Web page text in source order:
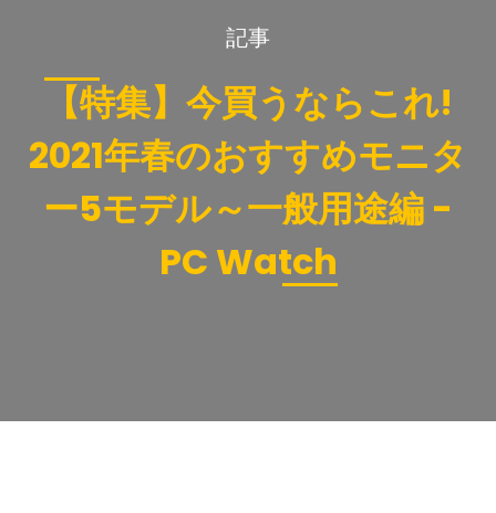
記事
【特集】今買うならこれ!
2021年春のおすすめモニタ
ー5モデル～一般用途編 -
PC Watch